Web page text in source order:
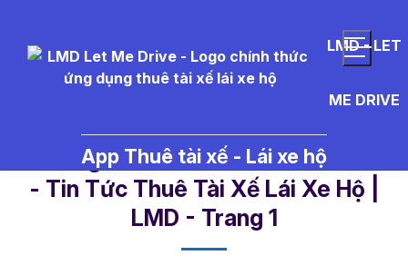
LMD - LET
ME DRIVE
App Thuê tài xế - Lái xe hộ
- Tin Tức Thuê Tài Xế Lái Xe Hộ |
LMD - Trang 1​